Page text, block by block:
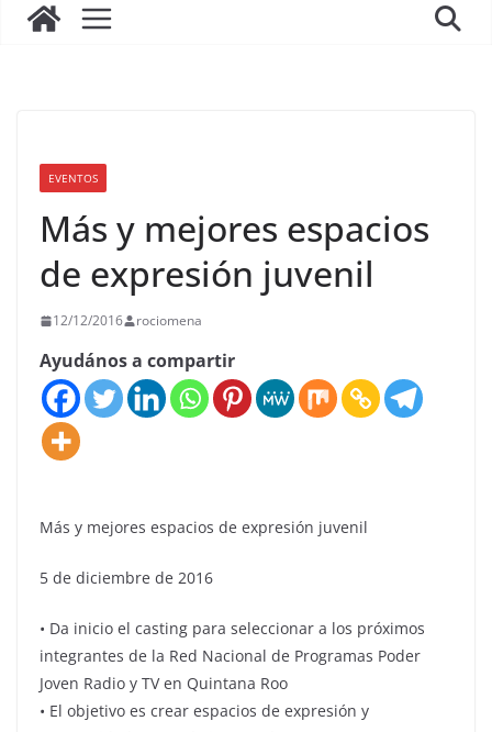
EVENTOS
Más y mejores espacios
de expresión juvenil
12/12/2016 rociomena
Ayudános a compartir
Más y mejores espacios de expresión juvenil
5 de diciembre de 2016
• Da inicio el casting para seleccionar a los próximos
integrantes de la Red Nacional de Programas Poder
Joven Radio y TV en Quintana Roo
• El objetivo es crear espacios de expresión y